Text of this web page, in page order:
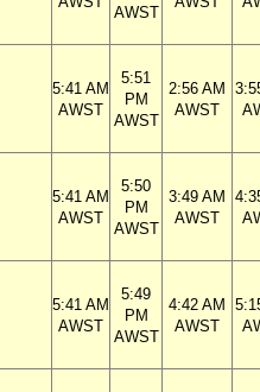
AWST
5:41 AM
AWST
5:51
PM
AWST
2:56 AM
AWST
5:41 AM
AWST
5:50
PM
AWST
3:49 AM
AWST
5:41 AM
AWST
5:49
PM
AWST
4:42 AM
AWST